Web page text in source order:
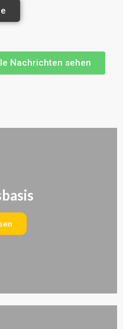
Nachrichten sehen